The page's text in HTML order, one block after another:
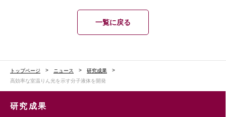
一覧に戻る
トップページ ニュース
研究成果
高効率な室温りん光を示す分子液体を開発
研究成果